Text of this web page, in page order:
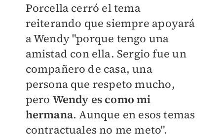
Porcella cerró el tema
reiterando que siempre apoyará
a Wendy "porque tengo una
amistad con ella. Sergio fue un
compañero de casa, una
persona que respeto mucho,
pero Wendy es como mi
hermana. Aunque en esos temas
contractuales no me meto".